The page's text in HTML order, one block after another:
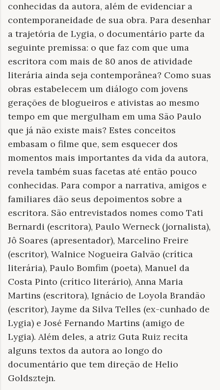
conhecidas da autora, além de evidenciar a
contemporaneidade de sua obra. Para desenhar
a trajetória de Lygia, o documentário parte da
seguinte premissa: o que faz com que uma
escritora com mais de 80 anos de atividade
literária ainda seja contemporânea? Como suas
obras estabelecem um diálogo com jovens
gerações de blogueiros e ativistas ao mesmo
tempo em que mergulham em uma São Paulo
que já não existe mais? Estes conceitos
embasam o filme que, sem esquecer dos
momentos mais importantes da vida da autora,
revela também suas facetas até então pouco
conhecidas. Para compor a narrativa, amigos e
familiares dão seus depoimentos sobre a
escritora. São entrevistados nomes como Tati
Bernardi (escritora), Paulo Werneck (jornalista),
Jô Soares (apresentador), Marcelino Freire
(escritor), Walnice Nogueira Galvão (crítica
literária), Paulo Bomfim (poeta), Manuel da
Costa Pinto (crítico literário), Anna Maria
Martins (escritora), Ignácio de Loyola Brandão
(escritor), Jayme da Silva Telles (ex-cunhado de
Lygia) e José Fernando Martins (amigo de
Lygia). Além deles, a atriz Guta Ruiz recita
alguns textos da autora ao longo do
documentário que tem direção de Helio
Goldsztejn.